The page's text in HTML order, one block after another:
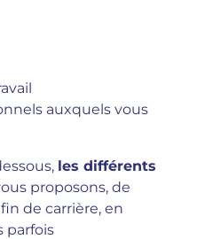
auxquels vous
les différents
proposons, de
de carrière, en
parfois